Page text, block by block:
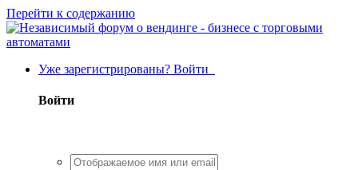
Перейти к содержанию
Уже зарегистрированы? Войти
Войти